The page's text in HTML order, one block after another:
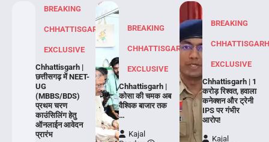
BREAKING
CHHATTISGARH
EXCLUSIVE
Chhattisgarh |
छत्तीसगढ़ में NEET-
UG
(MBBS/BDS)
प्रथम चरण
काउंसिलिंग हेतु
ऑनलाईन आवेदन
प्रारंभ
BREAKING
CHHATTISGARH
EXCLUSIVE
Chhattisgarh |
कोसा की चमक अब
वैश्विक बाजार तक
…
Kajal
BREAKING
EXCLUSIVE
Chhattisgarh | 1
करोड़ रिश्वत, हवाला
कनेक्शन और ट्रेनी
IPS पर गंभीर
आरोप!
Kajal